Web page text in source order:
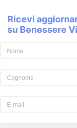
Ricevi
su Benessere